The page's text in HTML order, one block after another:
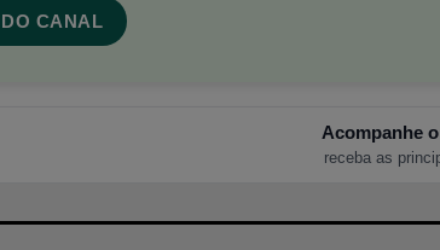
CANAL
Acompanhe
receba as